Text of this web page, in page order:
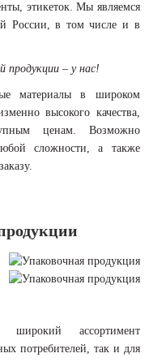
этикеток. Мы являемся
России, в том числе и в
продукции – у нас!
материалы в широком
высокого качества,
ценам. Возможно
сложности, а также
широкий ассортимент
потребителей, так и для